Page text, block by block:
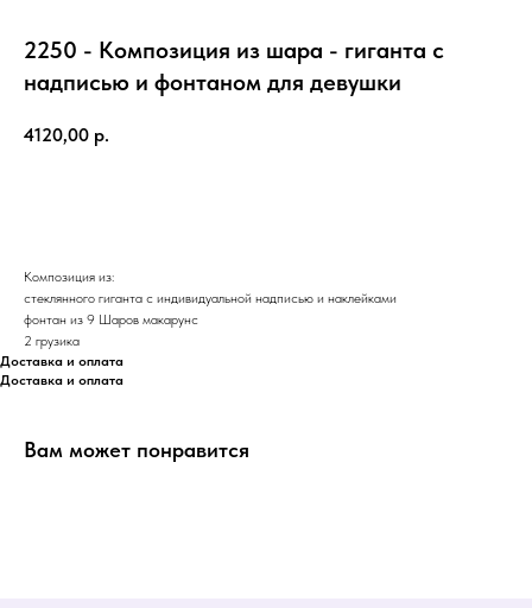
2250 - Композиция из шара - гиганта с
надписью и фонтаном для девушки
4120,00 р.
Композиция из:
стеклянного гиганта с индивидуальной надписью и наклейками
фонтан из 9 Шаров макарунс
2 грузика
Доставка и оплата
Доставка и оплата
Вам может понравится